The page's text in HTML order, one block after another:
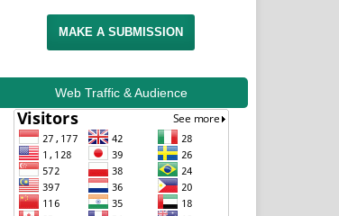
MAKE A SUBMISSION
Web Traffic & Audience